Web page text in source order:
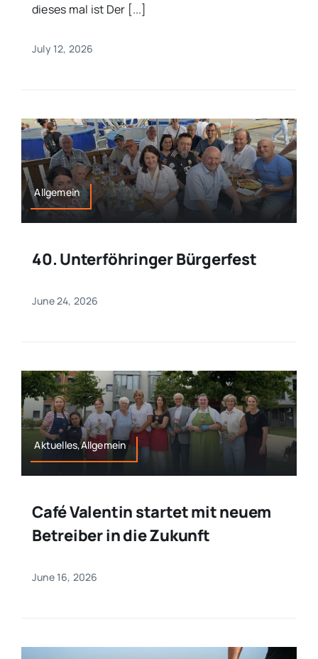
dieses mal ist Der [...]
July 12, 2026
Allgemein
40. Unterföhringer Bürgerfest
June 24, 2026
Aktuelles,Allgemein
Café Valentin startet mit neuem
Betreiber in die Zukunft
June 16, 2026